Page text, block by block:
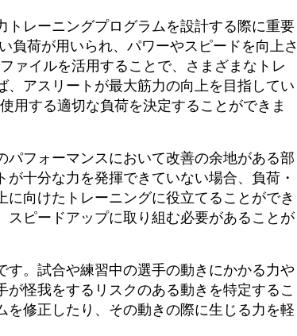
レーニングプログラムを設計する際に重要
負荷が用いられ、パワーやスピードを向上さ
ァイルを活用することで、さまざまなトレ
アスリートが最大筋力の向上を目指してい
用する適切な負荷を決定することができま
フォーマンスにおいて改善の余地がある部
十分な力を発揮できていない場合、負荷・
向けたトレーニングに役立てることができ
スピードアップに取り組む必要があることが
。試合や練習中の選手の動きにかかる力や
怪我をするリスクのある動きを特定するこ
修正したり、その動きの際に生じる力を軽